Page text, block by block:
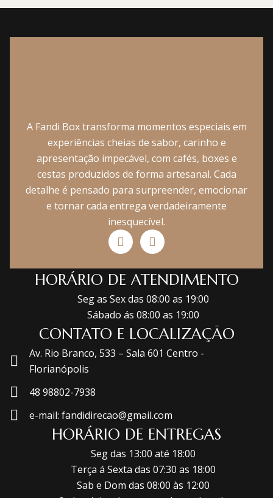
HORÁRIO DE ATENDIMENTO
Seg as Sex das 08:00 as 19:00
Sábado ás 08:00 as 19:00
CONTATO E LOCALIZAÇÃO
Av. Rio Branco, 533 – Sala 601 Centro -
Florianópolis
48 98802-7938
e-mail: fandidirecao@gmail.com
A Fandi Box transforma momentos especiais em
experiências cheias de sabor, carinho e
apresentação impecável, com cafés, boxes e
cestas produzidos de forma artesanal. Cada
detalhe é pensado para surpreender, emocionar
e tornar cada entrega verdadeiramente
inesquecível.
HORÁRIO DE ENTREGAS
Seg das 13:00 até 18:00
Terça á Sexta das 07:30 as 18:00
Sab e Dom das 08:00 às 12:00